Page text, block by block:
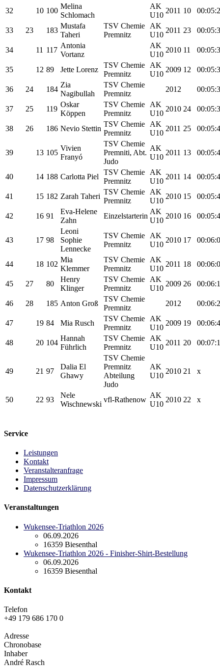
32 10 100
Melina
Schlomach
AK
U10
2011 10
33 23 183
Mustafa
Taheri
TSV Chemie
Premnitz
AK
U10
2011 23
34 11 117
Antonia
Vortanz
AK
U10
2010 11
35 12 89 Jette Lorenz
TSV Chemie
Premnitz
AK
U10
2009 12
36 24 184
Zia
Nagibullah
TSV Chemie
Premnitz
2012
37 25 119
Oskar
Köppen
TSV Chemie
Premnitz
AK
U10
2010 24
38 26 186 Nevio Stettin
TSV Chemie
Premnitz
AK
U10
2011 25
39 13 105
Vivien
Franyó
TSV Chemie
Premniti, Abt.
Judo
AK
U10
2011 13
40 14 188 Carlotta Piel
TSV Chemie
Premnitz
AK
U10
2011 14
41 15 182 Zarah Taheri
TSV Chemie
Premnitz
AK
U10
2010 15
42 16 91
Eva-Helene
Zahn
Einzelstarterin
AK
U10
2010 16
43 17 98
Leoni
Sophie
Lennecke
TSV Chemie
Premnitz
AK
U10
2010 17
44 18 102
Mia
Klemmer
TSV Chemie
Premnitz
AK
U10
2011 18
45 27 80
Henry
Klinger
TSV Chemie
Premnitz
AK
U10
2009 26
46 28 185 Anton Groß
TSV Chemie
Premnitz
2012
47 19 84 Mia Rusch
TSV Chemie
Premnitz
AK
U10
2009 19
48 20 104
Hannah
Führlich
TSV Chemie
Premnitz
AK
U10
2011 20
49 21 97
Dalia El
Ghawy
TSV Chemie
Premnitz
Abteilung
Judo
AK
U10
2010 21 x
50 22 93
Nele
Wischnewski
vfl-Rathenow
AK
U10
2010 22 x
Service
Leistungen
Kontakt
Veranstalteranfrage
Impressum
Datenschutzerklärung
Veranstaltungen
Wukensee-Triathlon 2026
06.09.2026
16359 Biesenthal
Wukensee-Triathlon 2026 - Finisher-Shirt-Bestellung
06.09.2026
16359 Biesenthal
Kontakt
Telefon
+49 179 686 170 0
Adresse
Chronobase
Inhaber
André Rasch